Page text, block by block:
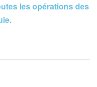
les opérations des